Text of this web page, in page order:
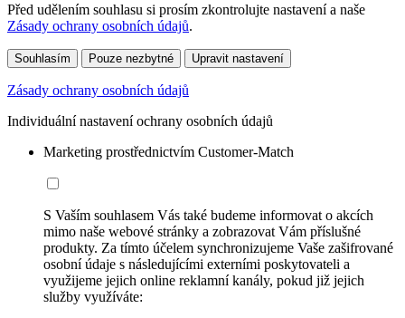
Před udělením souhlasu si prosím zkontrolujte nastavení a naše
Zásady ochrany osobních údajů.
Souhlasím Pouze nezbytné Upravit nastavení
Zásady ochrany osobních údajů
Individuální nastavení ochrany osobních údajů
Marketing prostřednictvím Customer-Match
S Vaším souhlasem Vás také budeme informovat o akcích
mimo naše webové stránky a zobrazovat Vám příslušné
produkty. Za tímto účelem synchronizujeme Vaše zašifrované
osobní údaje s následujícími externími poskytovateli a
využijeme jejich online reklamní kanály, pokud již jejich
služby využíváte: